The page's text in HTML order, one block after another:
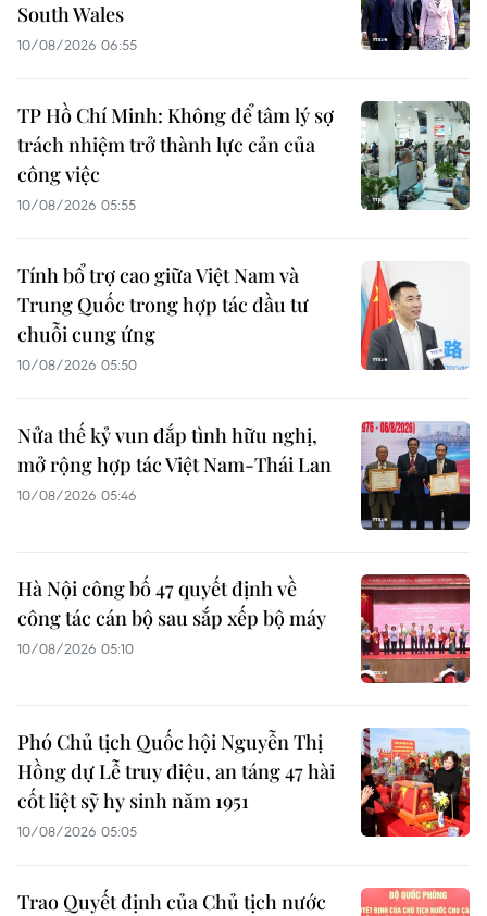
South Wales
10/08/2026 06:55
TP Hồ Chí Minh: Không để tâm lý sợ
trách nhiệm trở thành lực cản của
công việc
10/08/2026 05:55
Tính bổ trợ cao giữa Việt Nam và
Trung Quốc trong hợp tác đầu tư
chuỗi cung ứng
10/08/2026 05:50
Nửa thế kỷ vun đắp tình hữu nghị,
mở rộng hợp tác Việt Nam-Thái Lan
10/08/2026 05:46
Hà Nội công bố 47 quyết định về
công tác cán bộ sau sắp xếp bộ máy
10/08/2026 05:10
Phó Chủ tịch Quốc hội Nguyễn Thị
Hồng dự Lễ truy điệu, an táng 47 hài
cốt liệt sỹ hy sinh năm 1951
10/08/2026 05:05
Trao Quyết định của Chủ tịch nước